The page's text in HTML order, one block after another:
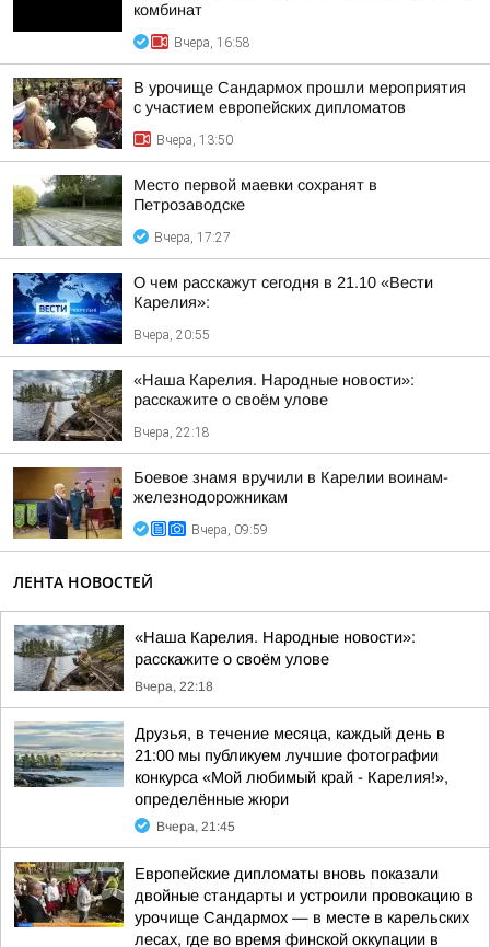
комбинат
Вчера, 16:58
В урочище Сандармох прошли мероприятия
с участием европейских дипломатов
Вчера, 13:50
Место первой маевки сохранят в
Петрозаводске
Вчера, 17:27
О чем расскажут сегодня в 21.10 «Вести
Карелия»:
Вчера, 20:55
«Наша Карелия. Народные новости»:
расскажите о своём улове
Вчера, 22:18
Боевое знамя вручили в Карелии воинам-
железнодорожникам
Вчера, 09:59
ЛЕНТА НОВОСТЕЙ
«Наша Карелия. Народные новости»:
расскажите о своём улове
Вчера, 22:18
Друзья, в течение месяца, каждый день в
21:00 мы публикуем лучшие фотографии
конкурса «Мой любимый край - Карелия!»,
определённые жюри
Вчера, 21:45
Европейские дипломаты вновь показали
двойные стандарты и устроили провокацию в
урочище Сандармох — в месте в карельских
лесах, где во время финской оккупации в